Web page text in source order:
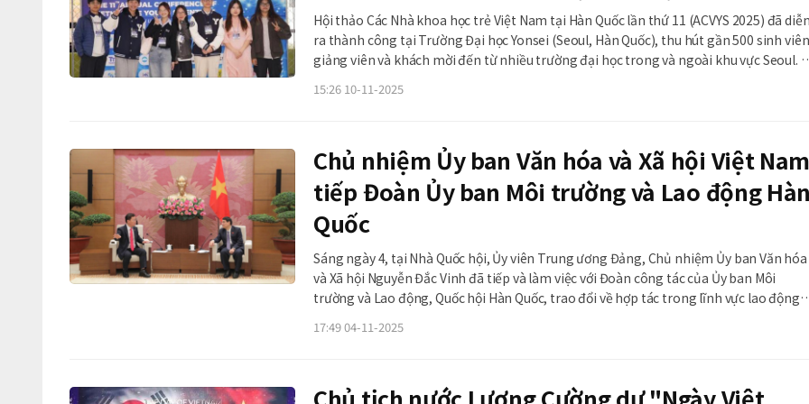
Hội thảo Các Nhà khoa học trẻ Việt Nam tại Hàn Quốc lần thứ 11 (ACVYS 2025) đã diễn
ra thành công tại Trường Đại học Yonsei (Seoul, Hàn Quốc), thu hút gần 500 sinh
giảng viên và khách mời đến từ nhiều trường đại học trong và ngoài khu vực Seoul. Sự
tại Hàn Quốc và Bộ K
15:26 10-11-2025
Chủ nhiệm Ủy ban Văn hóa và Xã hội Việt Nam
tiếp Đoàn Ủy ban Môi trường và Lao động Hàn
Quốc
Sáng ngày 4, tại Nhà Quốc hội, Ủy viên Trung ương Đảng, Chủ nhiệm Ủy ban Văn hóa
và Xã hội Nguyễn Đắc Vinh đã tiếp và làm việc với Đoàn công tác của Ủy ban Môi
trường và Lao động, Quốc hội Hàn Quốc, trao đổi về hợp tác trong lĩnh vực lao động
Đoàn
17:49 04-11-2025